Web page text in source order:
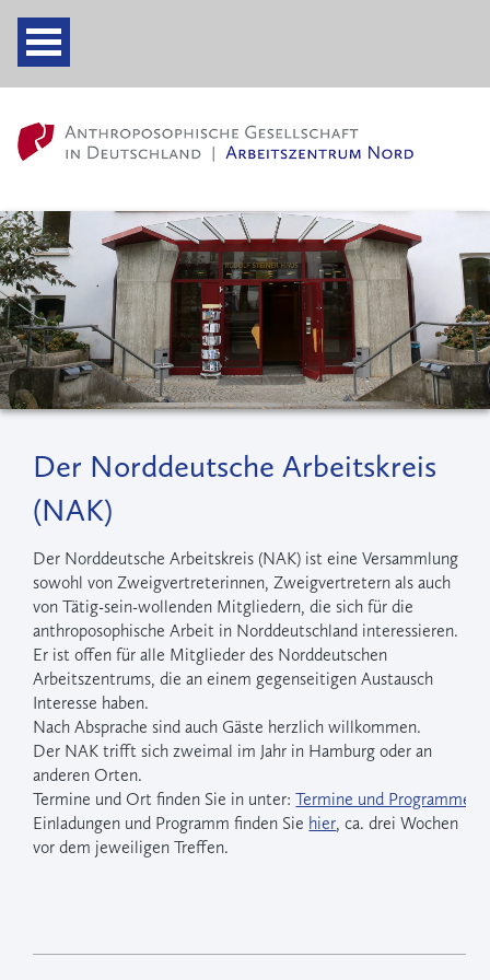
Der Norddeutsche Arbeitskreis
(NAK)
Der Norddeutsche Arbeitskreis (NAK) ist eine Versammlung
sowohl von Zweigvertreterinnen, Zweigvertretern als auch
von Tätig-sein-wollenden Mitgliedern, die sich für die
anthroposophische Arbeit in Norddeutschland interessieren.
Er ist offen für alle Mitglieder des Norddeutschen
Arbeitszentrums, die an einem gegenseitigen Austausch
Interesse haben.
Nach Absprache sind auch Gäste herzlich willkommen.
Der NAK trifft sich zweimal im Jahr in Hamburg oder an
anderen Orten.
Termine und Ort finden Sie in unter:Termine und Programme
Einladungen und Programm finden Sie hier, ca. drei Wochen
vor dem jeweiligen Treffen.